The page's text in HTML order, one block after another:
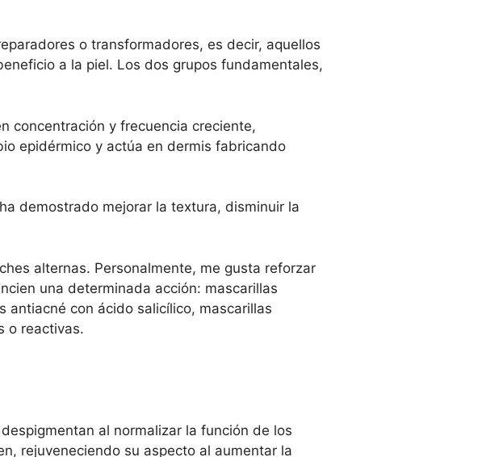
o transformadores, es decir, aquellos
a la piel. Los dos grupos fundamentales,
concentración y frecuencia creciente,
epidérmico y actúa en dermis fabricando
demostrado mejorar la textura, disminuir la
alternas. Personalmente, me gusta reforzar
una determinada acción: mascarillas
antiacné con ácido salicílico, mascarillas
o reactivas.
al normalizar la función de los
rejuveneciendo su aspecto al aumentar la